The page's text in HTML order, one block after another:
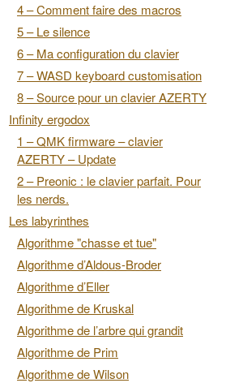
4 – Comment faire des macros
5 – Le silence
6 – Ma configuration du clavier
7 – WASD keyboard customisation
8 – Source pour un clavier AZERTY
Infinity ergodox
1 – QMK firmware – clavier
AZERTY – Update
2 – Preonic : le clavier parfait. Pour
les nerds.
Les labyrinthes
Algorithme "chasse et tue"
Algorithme d’Aldous-Broder
Algorithme d’Eller
Algorithme de Kruskal
Algorithme de l’arbre qui grandit
Algorithme de Prim
Algorithme de Wilson